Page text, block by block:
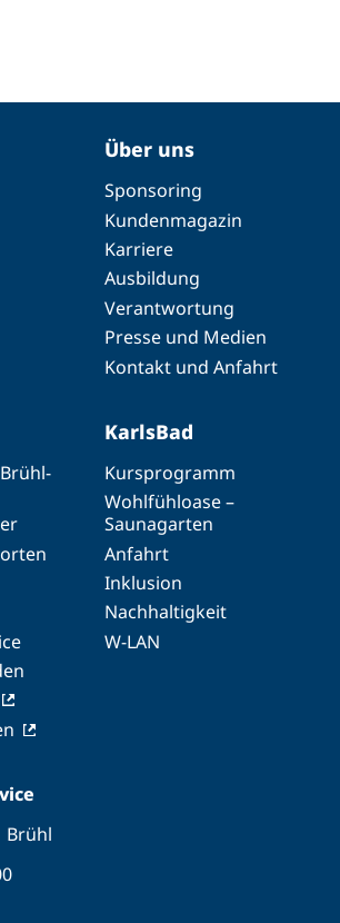
Über uns
Sponsoring
Kundenmagazin
Karriere
Ausbildung
Verantwortung
Presse und Medien
Kontakt und Anfahrt
KarlsBad
Kursprogramm
Wohlfühloase –
Saunagarten
Anfahrt
Inklusion
Nachhaltigkeit
W-LAN
Brühl